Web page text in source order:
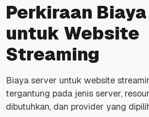
Perkiraan
untuk Website
Streaming
Biaya server untuk website
tergantung pada jenis server,
dibutuhkan, dan provider yang